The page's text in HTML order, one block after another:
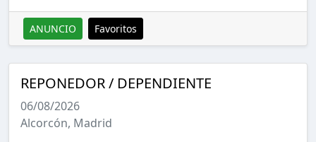
ANUNCIO Favoritos
REPONEDOR / DEPENDIENTE
06/08/2026
Alcorcón, Madrid